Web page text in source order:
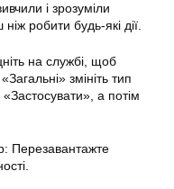
і зрозуміли
робити будь-які дії.
на службі, щоб
змініть тип
а потім
Перезавантажте